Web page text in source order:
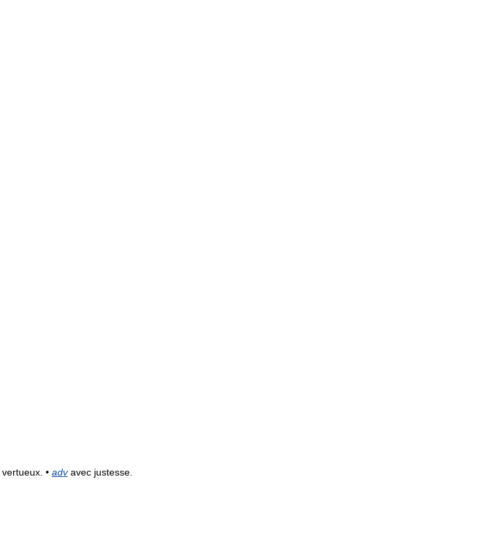
vertueux . • adv avec justesse